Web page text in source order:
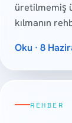
üretilmemiş
kılmanın
Oku · 8
REHBER